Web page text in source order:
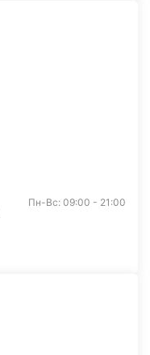
Пн-Вс: 09:00 - 21:00